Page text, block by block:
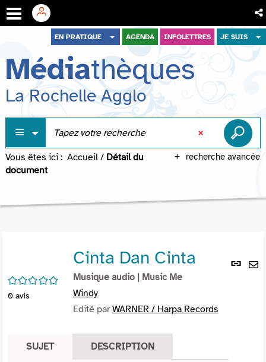
menu
contenu
recherche
EN PRATIQUE AGENDA INFOLETTRES JE SUIS
Médiathèques
La Rochelle Agglo
recherche avancée
Vous êtes ici : Accueil / Détail du
document
Lien
/5
0 avis
Cinta Dan Cinta
Musique audio | Music Me
Windy
Edité parWARNER / Harpa Records
SUJET DESCRIPTION